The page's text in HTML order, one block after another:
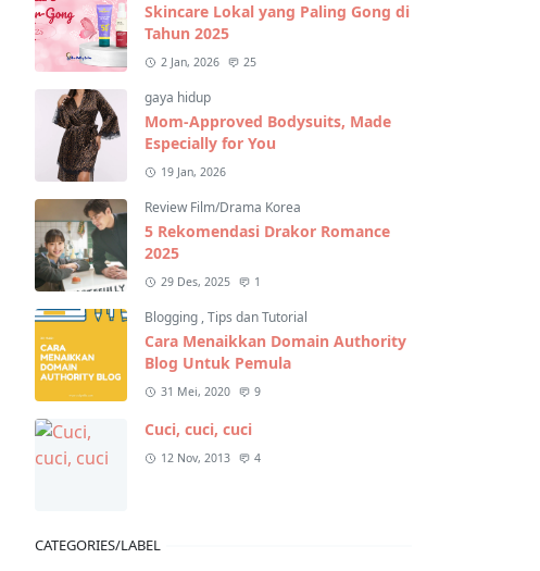
Skincare Lokal yang Paling Gong di
Tahun 2025
2 Jan, 2026 25
gaya hidup
Mom-Approved Bodysuits, Made
Especially for You
19 Jan, 2026
Review Film/Drama Korea
5 Rekomendasi Drakor Romance
2025
29 Des, 2025 1
Blogging ,Tips dan Tutorial
Cara Menaikkan Domain Authority
Blog Untuk Pemula
31 Mei, 2020 9
Cuci, cuci, cuci
12 Nov, 2013 4
CATEGORIES/LABEL